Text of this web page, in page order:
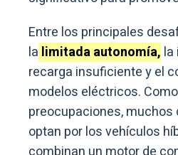
Entre los principales
la limitada autonomía, la
recarga insuficiente y el
modelos eléctricos.
preocupaciones,
optan por los vehículos